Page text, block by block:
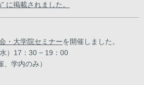
に掲載されました。
・大学院セミナーを開催しました。
）17：30 − 19：00
学内のみ）